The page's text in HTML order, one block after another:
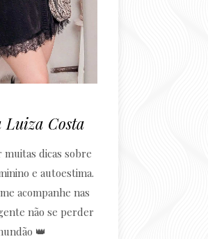
Luiza Costa
muitas dicas sobre
e autoestima.
acompanhe nas
não se perder
👑